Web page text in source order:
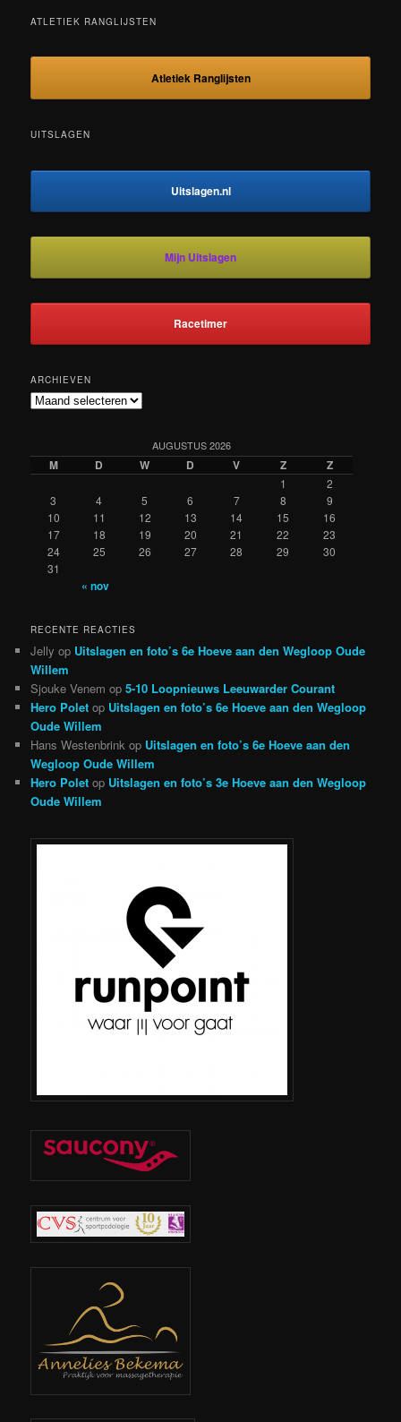
ATLETIEK RANGLIJSTEN
Atletiek Ranglijsten
UITSLAGEN
Uitslagen.nl
Mijn Uitslagen
Racetimer
ARCHIEVEN
Archieven
AUGUSTUS 2026
M D W D V Z Z
1
2
3
4 5 6 7 8
9
10
11 12 13 14 15
16
17
18 19 20 21 22
23
24
25 26 27 28 29
30
31
« nov
RECENTE REACTIES
Jelly op Uitslagen en foto’s 6e Hoeve aan den Wegloop Oude
Willem
Sjouke Venem op5-10 Loopnieuws Leeuwarder Courant
Hero Polet op Uitslagen en foto’s 6e Hoeve aan den Wegloop
Oude Willem
Hans Westenbrink op Uitslagen en foto’s 6e Hoeve aan den
Wegloop Oude Willem
Hero Polet op Uitslagen en foto’s 3e Hoeve aan den Wegloop
Oude Willem